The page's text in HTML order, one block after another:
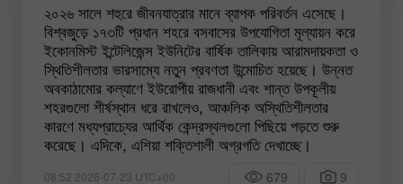
২০২৬ সালে শহুরে জীবনযাত্রার মানে ব্যাপক পরিবর্তন এসেছে।
বিশ্বজুড়ে ১৭৩টি প্রধান শহরে বসবাসের উপযোগিতা মূল্যায়ন করে
ইকোনমিস্ট ইন্টেলিজেন্স ইউনিটের বার্ষিক তালিকায় আরামদায়কতা ও
স্থিতিশীলতার ভারসাম্যে নতুন প্রবণতা উন্মোচিত হয়েছে। উন্নত
অবকাঠামোর কল্যাণে ইউরোপীয় রাজধানী এবং শান্ত উপকূলীয়
শহরগুলো শীর্ষস্থান ধরে রাখলেও, আঞ্চলিক অস্থিতিশীলতার
কারণে মধ্যপ্রাচ্যের আর্থিক কেন্দ্রস্থলগুলো পিছিয়ে পড়তে শুরু
করেছে। এদিকে, এশিয়া শক্তিশালী অগ্রগতি দেখাচ্ছে।
08:52 2026-07-23 UTC+00 679 9